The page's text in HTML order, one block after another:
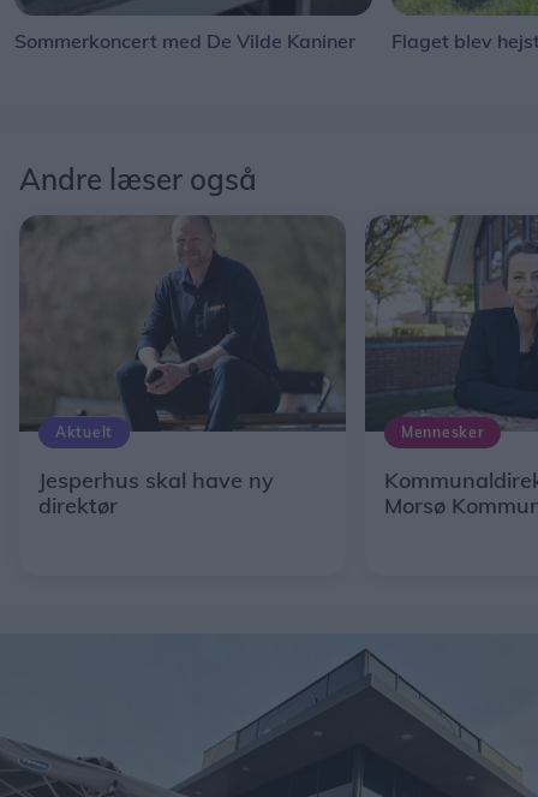
Sommerkoncert med De Vilde Kaniner Flaget blev
Andre læser også
Aktuelt
Jesperhus skal have ny
direktør
Mennesker
Morsø